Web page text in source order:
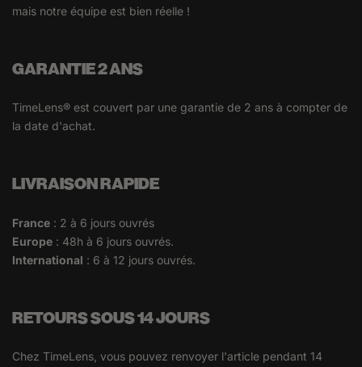
mais notre équipe est bien réelle !
GARANTIE 2 ANS
TimeLens® est couvert par une garantie de 2 ans à compter de
la date d'achat.
LIVRAISON RAPIDE
France : 2 à 6 jours ouvrés
Europe : 48h à 6 jours ouvrés.
International : 6 à 12 jours ouvrés.
RETOURS SOUS 14 JOURS
Chez TimeLens, vous pouvez renvoyer l'article pendant 14